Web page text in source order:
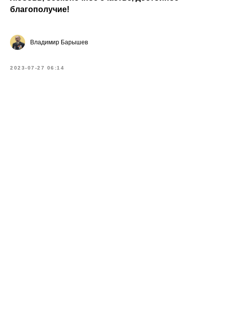
благополучие!
Владимир Барышев
2023-07-27 06:14